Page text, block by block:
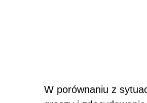
W porównaniu z